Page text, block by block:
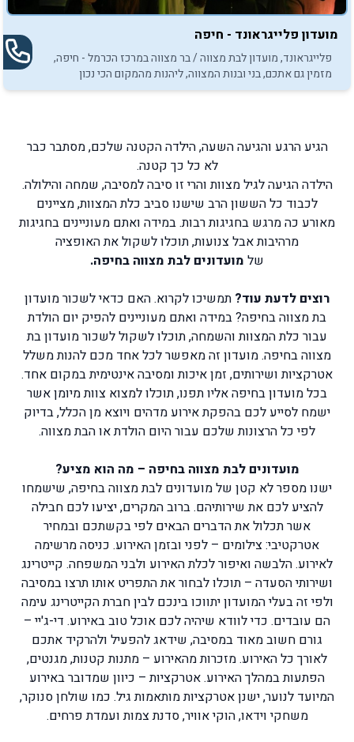
מועדון פלייגראונד - חיפה
פלייגראונד, מועדון לבת מצווה / בר מצווה במרכז הכרמל - חיפה,
מזמין גם אתכם, בני ובנות המצווה, ליהנות מהמקום הכי נכון
למסיבה.
הגיע הרגע והגיעה השעה, הילדה הקטנה שלכם, מסתבר כבר
לא כל כך קטנה.
הילדה הגיעה לגיל מצוות והרי זו סיבה למסיבה, שמחה והילולה.
לכבוד כל הששון הרב שישנו סביב כלת המצוות, מציינים
מאורע כה מרגש בחגיגות רבות. במידה ואתם מעוניינים בחגיגות
מרהיבות אבל צנועות, תוכלו לשקול את האופציה
של מועדונים לבת מצווה בחיפה.
רוצים לדעת עוד? תמשיכו לקרוא. האם כדאי לשכור מועדון
בת מצווה בחיפה? במידה ואתם מעוניינים להפיק יום הולדת
עבור כלת המצוות והשמחה, תוכלו לשקול לשכור מועדון בת
מצווה בחיפה. מועדון זה מאפשר לכל אחד מכם להנות משלל
אטרקציות ושירותים, זמן איכות ומסיבה אינטימית במקום אחד.
בכל מועדון בחיפה אליו תפנו, תוכלו למצוא צוות מיומן אשר
ישמח לסייע לכם בהפקת אירוע מדהים ויוצא מן הכלל, בדיוק
לפי כל הרצונות שלכם עבור היום הולדת או הבת מצווה.
מועדונים לבת מצווה בחיפה – מה הוא מציע?
ישנו מספר לא קטן של מועדונים לבת מצווה בחיפה, שישמחו
להציע לכם את שירותיהם. ברוב המקרים, יציעו לכם חבילה
אשר תכלול את הדברים הבאים לפי בקשתכם ובמחיר
אטרקטיבי: צילומים – לפני ובזמן האירוע. כניסה מרשימה
לאירוע. הלבשה ואיפור לכלת האירוע ולבני המשפחה. קייטרינג
ושירותי הסעדה – תוכלו לבחור את התפריט אותו תרצו במסיבה
ולפי זה בעלי המועדון יתווכו בינכם לבין חברת הקייטרינג עימה
הם עובדים. כדי לוודא שיהיה לכם אוכל טוב באירוע. די-ג'יי –
גורם חשוב מאוד במסיבה, שידאג להפעיל ולהרקיד אתכם
לאורך כל האירוע. מזכרות מהאירוע – מתנות קטנות, מגנטים,
הפתעות במהלך האירוע. אטרקציות – כיוון שמדובר באירוע
המיועד לנוער, ישנן אטרקציות מותאמות גיל. כמו שולחן סנוקר,
משחקי וידאו, הוקי אוויר, סדנת צמות ועמדת פרחים.